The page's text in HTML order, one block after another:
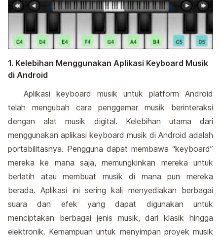
1. Kelebihan Menggunakan Aplikasi Keyboard Musik
di Android
Aplikasi keyboard musik untuk platform Android
telah mengubah cara penggemar musik berinteraksi
dengan alat musik digital. Kelebihan utama dari
menggunakan aplikasi keyboard musik di Android adalah
portabilitasnya. Pengguna dapat membawa “keyboard”
mereka ke mana saja, memungkinkan mereka untuk
berlatih atau membuat musik di mana pun mereka
berada. Aplikasi ini sering kali menyediakan berbagai
suara dan efek yang dapat digunakan untuk
menciptakan berbagai jenis musik, dari klasik hingga
elektronik. Kemampuan untuk menyimpan proyek musik